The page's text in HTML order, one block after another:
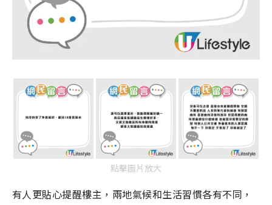
點擊圖片放大
有人更貼心提醒樓主，兩地氣候和生活習慣各有不同，